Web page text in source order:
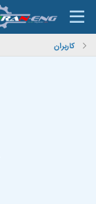
کاربران